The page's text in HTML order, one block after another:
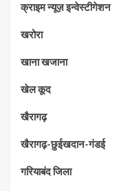
क्राइम न्यूज़ इन्वेस्टीगेशन
खरोरा
खाना खजाना
खेल कूद
खैरागढ़
खैरागढ़-छुईखदान-गंडई
गरियाबंद जिला